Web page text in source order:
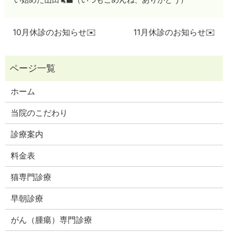
10月休診のお知らせ✉️ 11月休診のお知らせ✉️
ホーム
当院のこだわり
診療案内
料金表
猫専門診療
早朝診療
がん（腫瘍）専門診療